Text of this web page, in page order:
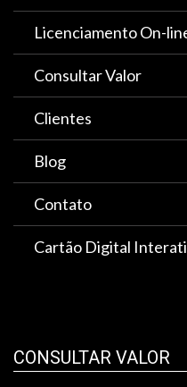
Licenciamento On-
Consultar Valor
Clientes
Blog
Contato
Cartão Digital
CONSULTAR VALOR